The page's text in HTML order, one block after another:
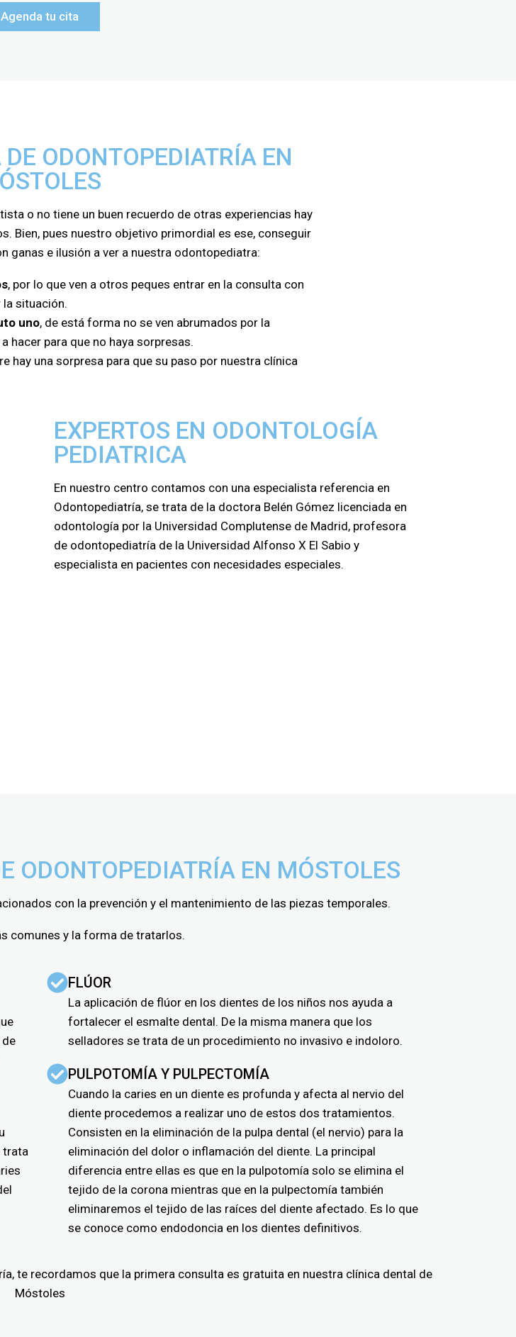
Agenda tu cita
ODONTOPEDIATRÍA EN
o no tiene un buen recuerdo de otras experiencias hay
Bien, pues nuestro objetivo primordial es ese, conseguir
ganas e ilusión a ver a nuestra odontopediatra:
, por lo que ven a otros peques entrar en la consulta con
situación.
uno, de está forma no se ven abrumados por la
hacer para que no haya sorpresas.
hay una sorpresa para que su paso por nuestra clínica
EXPERTOS EN ODONTOLOGÍA
PEDIATRICA
En nuestro centro contamos con una especialista referencia en
Odontopediatría, se trata de la doctora Belén Gómez licenciada en
odontología por la Universidad Complutense de Madrid, profesora
de odontopediatría de la Universidad Alfonso X El Sabio y
especialista en pacientes con necesidades especiales.
ODONTOPEDIATRÍA EN MÓSTOLES
con la prevención y el mantenimiento de las piezas temporales.
comunes y la forma de tratarlos.
trata
FLÚOR
La aplicación de flúor en los dientes de los niños nos ayuda a
fortalecer el esmalte dental. De la misma manera que los
selladores se trata de un procedimiento no invasivo e indoloro.
PULPOTOMÍA Y PULPECTOMÍA
Cuando la caries en un diente es profunda y afecta al nervio del
diente procedemos a realizar uno de estos dos tratamientos.
Consisten en la eliminación de la pulpa dental (el nervio) para la
eliminación del dolor o inflamación del diente. La principal
diferencia entre ellas es que en la pulpotomía solo se elimina el
tejido de la corona mientras que en la pulpectomía también
eliminaremos el tejido de las raíces del diente afectado. Es lo que
se conoce como endodoncia en los dientes definitivos.
te recordamos que la primera consulta es gratuita en nuestra clínica dental de
Móstoles